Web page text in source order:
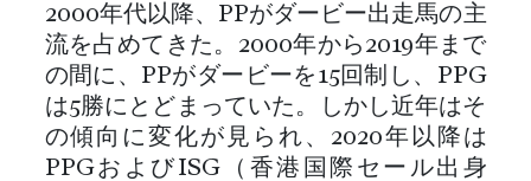
2000年代以降、PPがダービー出走馬の主
流を占めてきた。2000年から2019年まで
の間に、PPがダービーを15回制し、PPG
は5勝にとどまっていた。しかし近年はそ
の傾向に変化が見られ、2020年以降は
PPGおよびISG（香港国際セール出身